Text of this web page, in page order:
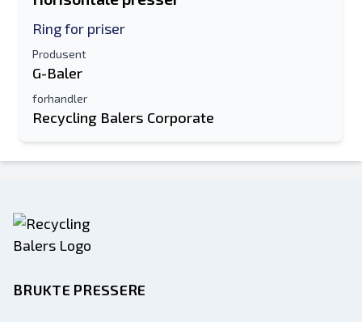
Ring for priser
Produsent
G-Baler
forhandler
Recycling Balers Corporate
BRUKTE PRESSERE